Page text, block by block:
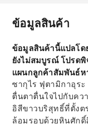
ข้อมูลสินค้า
ข้อมูลสินค้านี้แปลโด
ยังไม่สมบูรณ์ โปรด
แผนกลูกค้าสัมพันธ์ห
ซากุไร ฟุตามิกาอุระ
ตื่นตาตื่นใจไปกับคว
อิสีขาวบริสุทธิ์ที่ตั้งต
ล้อมรอบด้วยหินศัก